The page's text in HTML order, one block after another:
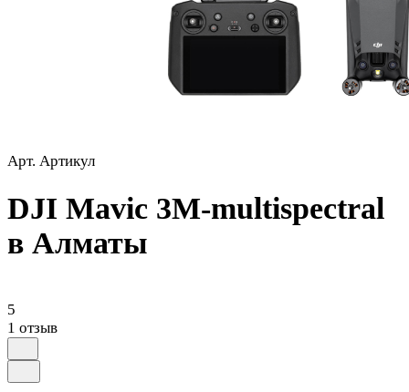
Арт. Артикул
DJI Mavic 3M-multispectral
в Алматы
5
1 отзыв